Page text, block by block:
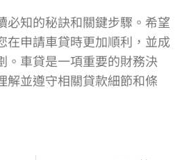
必知的秘訣和關鍵步驟。希望
在申請車貸時更加順利，並成
。車貸是一項重要的財務決
解並遵守相關貸款細節和條